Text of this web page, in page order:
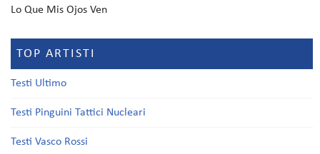
Lo Que Mis Ojos Ven
TOP ARTISTI
Testi Ultimo
Testi Pinguini Tattici Nucleari
Testi Vasco Rossi